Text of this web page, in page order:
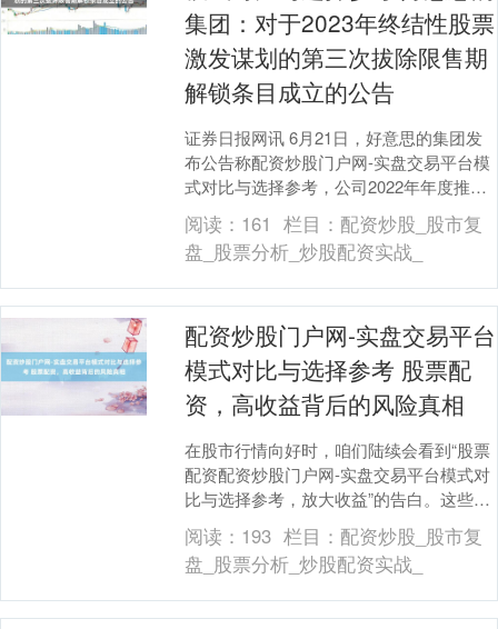
集团：对于2023年终结性股票
激发谋划的第三次拔除限售期
解锁条目成立的公告
证券日报网讯 6月21日，好意思的集团发
布公告称配资炒股门户网-实盘交易平台模
式对比与选择参考，公司2022年年度推进
大会授权董事会办理的2023年终结性股票
激....
阅读： 161 栏目： 配资炒股_股市复
盘_股票分析_炒股配资实战_
配资炒股门户网-实盘交易平台
模式对比与选择参考 股票配
资，高收益背后的风险真相
在股市行情向好时，咱们陆续会看到“股票
配资配资炒股门户网-实盘交易平台模式对
比与选择参考，放大收益”的告白。这些告
白用诱东说念主的字眼引诱着渴慕快速致
富的投资者....
阅读： 193 栏目： 配资炒股_股市复
盘_股票分析_炒股配资实战_